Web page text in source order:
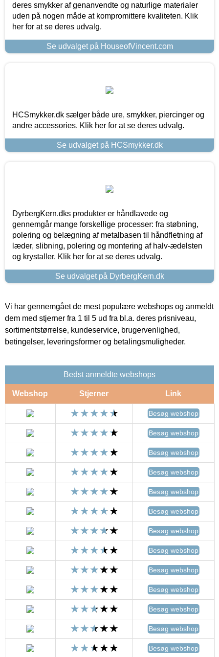
deres smykker af genanvendte og naturlige materialer
uden på nogen måde at kompromittere kvaliteten. Klik
her for at se deres udvalg.
Se udvalget på HouseofVincent.com
HCSmykker.dk sælger både ure, smykker, piercinger og
andre accessories. Klik her for at se deres udvalg.
Se udvalget på HCSmykker.dk
DyrbergKern.dks produkter er håndlavede og
gennemgår mange forskellige processer: fra støbning,
polering og belægning af metalbasen til håndfletning af
læder, slibning, polering og montering af halv-ædelsten
og krystaller. Klik her for at se deres udvalg.
Se udvalget på DyrbergKern.dk
Vi har gennemgået de mest populære webshops og anmeldt
dem med stjerner fra 1 til 5 ud fra bl.a. deres prisniveau,
sortimentstørrelse, kundeservice, brugervenlighed,
betingelser, leveringsformer og betalingsmuligheder.
Bedst anmeldte webshops
Webshop Stjerner Link
Besøg webshop
Besøg webshop
Besøg webshop
Besøg webshop
Besøg webshop
Besøg webshop
Besøg webshop
Besøg webshop
Besøg webshop
Besøg webshop
Besøg webshop
Besøg webshop
Besøg webshop